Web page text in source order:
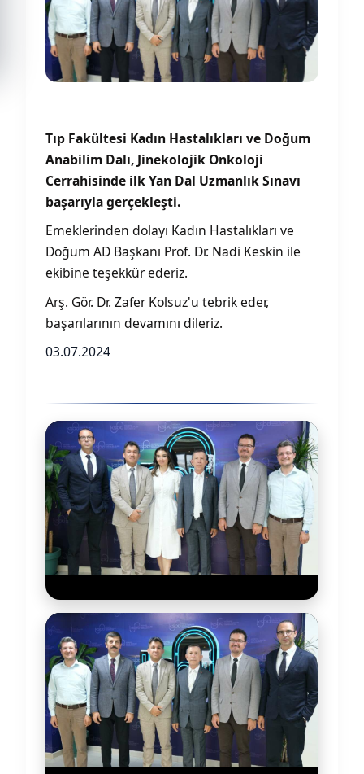
Tıp Fakültesi Kadın Hastalıkları ve Doğum
Anabilim Dalı, Jinekolojik Onkoloji
Cerrahisinde ilk Yan Dal Uzmanlık Sınavı
başarıyla gerçekleşti.
Emeklerinden dolayı Kadın Hastalıkları ve
Doğum AD Başkanı Prof. Dr. Nadi Keskin ile
ekibine teşekkür ederiz.
Arş. Gör. Dr. Zafer Kolsuz'u tebrik eder,
başarılarının devamını dileriz.
03.07.2024